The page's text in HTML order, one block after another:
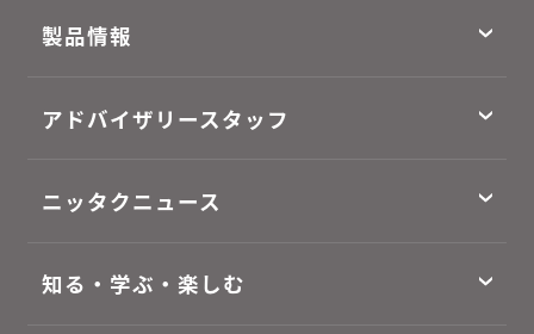
製品情報
アドバイザリースタッフ
ニッタクニュース
知る・学ぶ・楽しむ